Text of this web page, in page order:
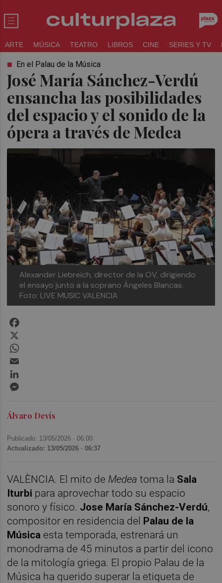
ARTE MÚSICA TEATRO LIBROS CINE SERIES Y TV
José María Sánchez-Verdú
ensancha las posibilidades
del espacio y el sonido de la
ópera a través de Medea
En el Palau de la Música
Alexander Liebreich, director de la OV, dirigiendo
el ensayo junto a la soprano Ángeles Blancas.
Foto: LIVE MUSIC VALENCIA
Álvaro Devís
Publicado: 13/05/2026 ·06:00
Actualizado: 13/05/2026 · 06:37
VALÈNCIA. El mito de Medea toma la Sala
Iturbi para aprovechar todo su espacio
sonoro y físico. Jose María Sánchez-Verdú,
compositor en residencia del Palau de la
Música esta temporada, estrenará un
monodrama de 45 minutos a partir del icono
de la mitología griega. El propio Palau de la
Música ha querido superar la etiqueta de